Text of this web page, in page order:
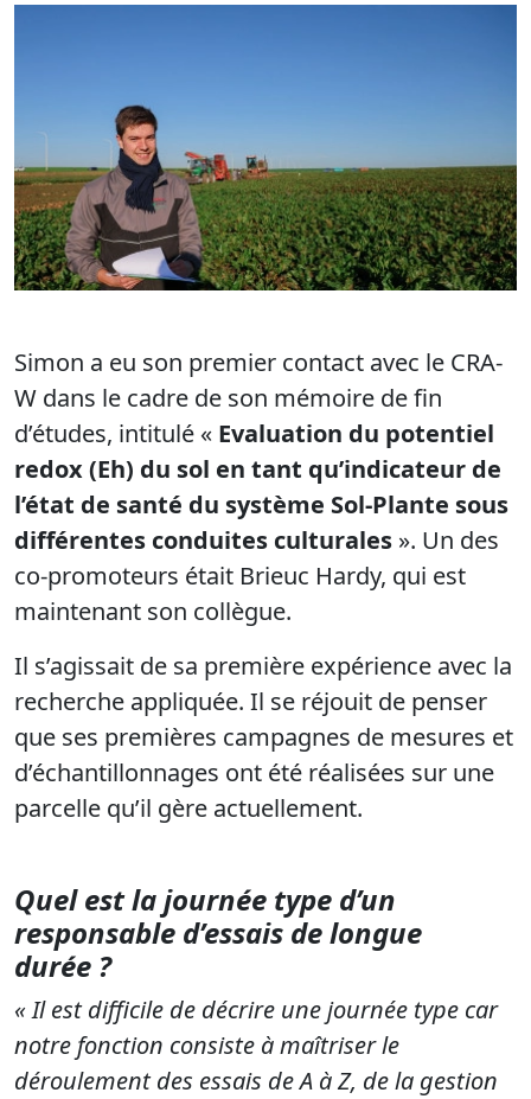
Simon a eu son premier contact avec le CRA-
W dans le cadre de son mémoire de fin
d’études, intitulé « Evaluation du potentiel
redox (Eh) du sol en tant qu’indicateur de
l’état de santé du système Sol-Plante sous
différentes conduites culturales ». Un des
co-promoteurs était Brieuc Hardy, qui est
maintenant son collègue.
Il s’agissait de sa première expérience avec la
recherche appliquée. Il se réjouit de penser
que ses premières campagnes de mesures et
d’échantillonnages ont été réalisées sur une
parcelle qu’il gère actuellement.
Quel est la journée type d’un
responsable d’essais de longue
durée ?
« Il est difficile de décrire une journée type car
notre fonction consiste à maîtriser le
déroulement des essais de A à Z, de la gestion